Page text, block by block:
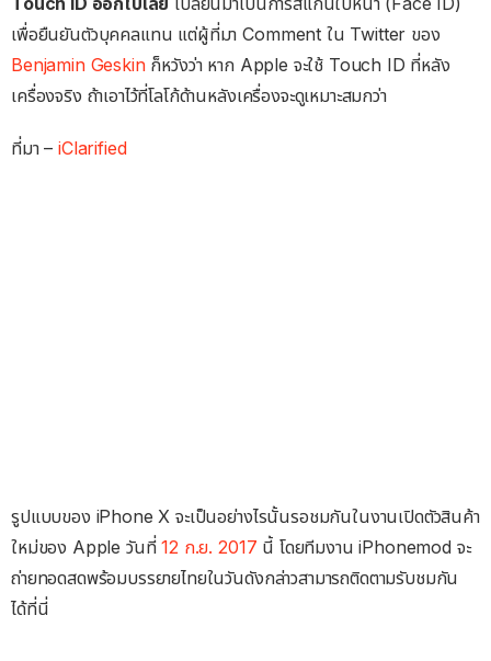
เพื่อยืนยันตัวบุคคลแทน แต่ผู้ที่มา Comment ใน Twitter ของ
Benjamin Geskinก็หวังว่า หาก Apple จะใช้ Touch ID ที่หลัง
เครื่องจริง ถ้าเอาไว้ที่โลโก้ด้านหลังเครื่องจะดูเหมาะสมกว่า
ที่มา –iClarified
รูปแบบของ iPhone X จะเป็นอย่างไรนั้นรอชมกันในงานเปิดตัวสินค้า
ใหม่ของ Apple วันที่12 ก.ย. 2017 นี้ โดยทีมงาน iPhonemod จะ
ถ่ายทอดสดพร้อมบรรยายไทยในวันดังกล่าวสามารถติดตามรับชมกัน
ได้ที่นี่